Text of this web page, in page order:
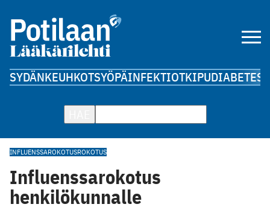
SYDÄNKEUHKOTSYÖPÄINFEKTIOTKIPUDIABETES
INFLUENSSAROKOTUSROKOTUS
Influenssarokotus
henkilökunnalle